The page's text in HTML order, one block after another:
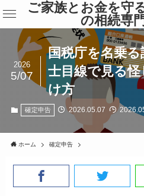
ご家族とお金を守
の相続専
国税庁を名乗
士目線で見る
け方
2026
5/07
確定申告 2026.05.07
ホーム 確定申告